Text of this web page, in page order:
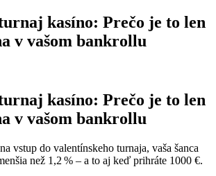
kasíno: Prečo je to len
v vašom bankrollu
kasíno: Prečo je to len
v vašom bankrollu
vstup do valentínskeho turnaja, vaša šanca
než 1,2 % – a to aj keď prihráte 1000 €.